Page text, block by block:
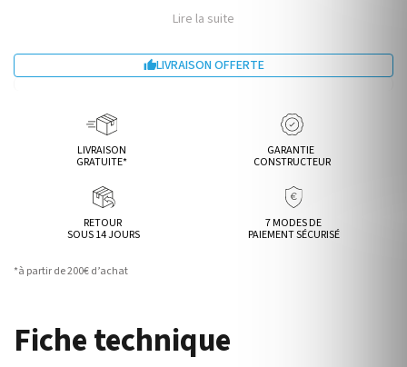
Lire la suite
LIVRAISON OFFERTE
LIVRAISON
GRATUITE*
GARANTIE
CONSTRUCTEUR
RETOUR
SOUS 14 JOURS
7 MODES DE
PAIEMENT SÉCURISÉ
*à partir de 200€ d’achat
Fiche technique